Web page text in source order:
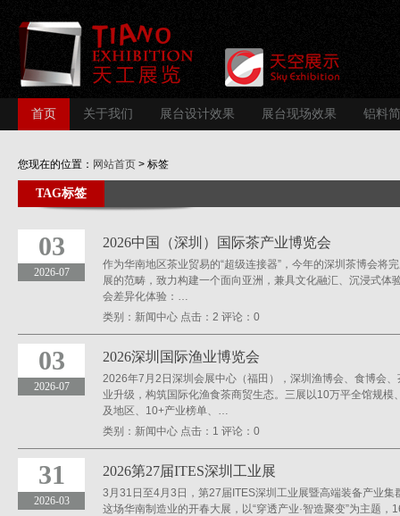
首页 关于我们 展台设计效果 展台现场效果 铝料
您现在的位置： 网站首页 > 标签
TAG标签
03
2026-07
2026中国（深圳）国际茶产业博览会
作为华南地区茶业贸易的“超级连接器”，今年的深圳茶博会将
展的范畴，致力构建一个面向亚洲，兼具文化融汇、沉浸式体
会差异化体验：…
类别： 新闻中心 点击： 2 评论： 0
03
2026-07
2026深圳国际渔业博览会
2026年7月2日深圳会展中心（福田），深圳渔博会、食博会
业升级，构筑国际化渔食茶商贸生态。三展以10万平全馆规
及地区、10+产业榜单、…
类别： 新闻中心 点击： 1 评论： 0
31
2026-03
2026第27届ITES深圳工业展
3月31日至4月3日，第27届ITES深圳工业展暨高端装备产业
这场华南制造业的开春大展，以“穿透产业·智造聚变”为主题